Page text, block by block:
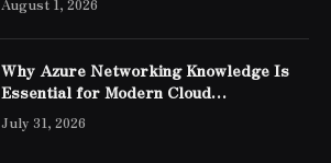
August 1, 2026
Why Azure Networking Knowledge Is
Essential for Modern Cloud
Professionals
July 31, 2026